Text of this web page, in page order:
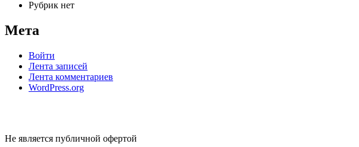
Рубрик нет
Мета
Войти
Лента записей
Лента комментариев
WordPress.org
Не является публичной офертой